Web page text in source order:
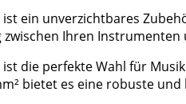
ein unverzichtbares
Ihren
die perfekte Wahl für
bietet es eine robuste